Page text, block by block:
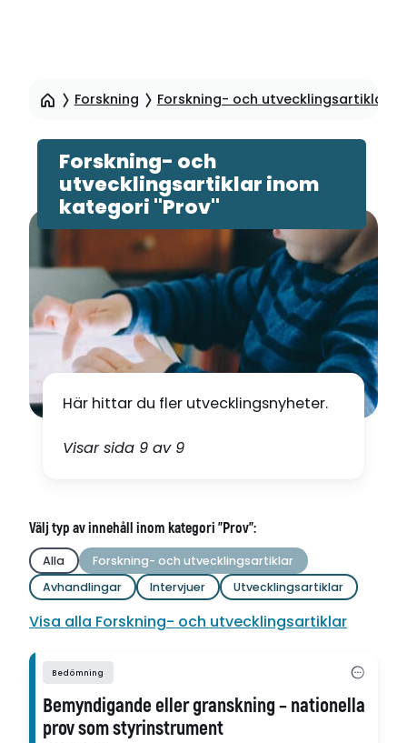
sidinnehåll
Forskning Forskning- och utvecklingsartiklar
Forskning- och
utvecklingsartiklar inom
kategori "Prov"
Här hittar du fler utvecklingsnyheter.
Visar sida 9 av 9
Välj typ av innehåll inom kategori "Prov":
Alla
Forskning- och utvecklingsartiklar
Avhandlingar
Intervjuer Utvecklingsartiklar
Visa alla Forskning- och utvecklingsartiklar
Bedömning
Bemyndigande eller granskning – nationella
prov som styrinstrument